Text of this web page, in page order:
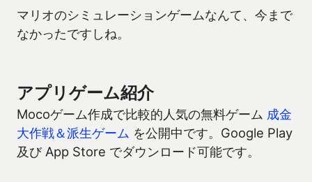
マリオのシミュレーションゲームなんて、今まで
なかったですしね。
アプリゲーム紹介
Mocoゲーム作成で比較的人気の無料ゲーム 成金
大作戦＆派生ゲーム を公開中です。Google Play
及び App Store でダウンロード可能です。